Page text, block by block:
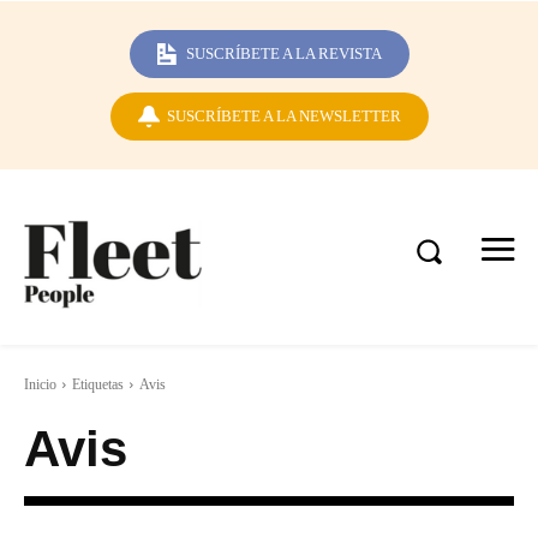
SUSCRÍBETE A LA REVISTA
SUSCRÍBETE A LA NEWSLETTER
Inicio Etiquetas Avis
Avis